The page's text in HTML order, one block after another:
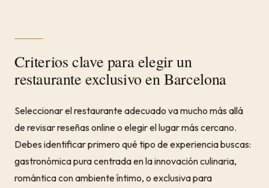
Criterios clave para elegir un
restaurante exclusivo en Barcelona
Seleccionar el restaurante adecuado va mucho más allá
de revisar reseñas online o elegir el lugar más cercano.
Debes identificar primero qué tipo de experiencia buscas:
gastronómica pura centrada en la innovación culinaria,
romántica con ambiente íntimo, o exclusiva para